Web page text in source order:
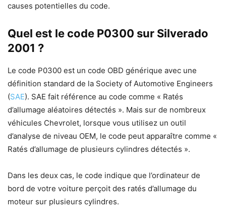
causes potentielles du code.
Quel est le code P0300 sur Silverado
2001 ?
Le code P0300 est un code OBD générique avec une
définition standard de la Society of Automotive Engineers
(SAE). SAE fait référence au code comme « Ratés
d’allumage aléatoires détectés ». Mais sur de nombreux
véhicules Chevrolet, lorsque vous utilisez un outil
d’analyse de niveau OEM, le code peut apparaître comme «
Ratés d’allumage de plusieurs cylindres détectés ».
Dans les deux cas, le code indique que l’ordinateur de
bord de votre voiture perçoit des ratés d’allumage du
moteur sur plusieurs cylindres.